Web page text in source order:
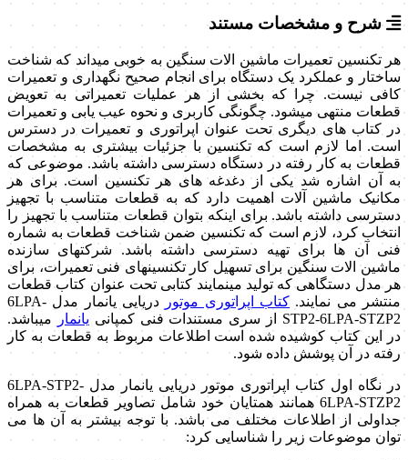
شرح و مشخصات مستند
هر تکنسین تعمیرات ماشین ­الات سنگین به خوبی می­داند که شناخت
ساختار و عملکرد یک دستگاه برای انجام صحیح نگهداری و تعمیرات
کافی نیست. چرا که بخشی از هر عملیات تعمیراتی به تعویض
قطعات منتهی می­شود. چگونگی کاربری و نحوه عیب یابی و تعمیرات
در کتاب های دیگری تحت عنوان اپراتوری و تعمیرات در دسترس
است. اما لازم است که تکنسین با جزئیات بیشتری به مشخصات
قطعات به کار رفته در دستگاه دسترسی داشته باشد. موضوعی که
به آن اشاره شد یکی از دغدغه های هر تکنسین است. برای هر
مکانیک ماشین آلات اهمیت دارد که به قطعات متناسب با تجهیز
دسترسی داشته باشد. برای اینکه بتوان قطعات متناسب با تجهیز را
انتخاب کرد، لازم است که تکنسین ضمن شناخت قطعات به شماره
فنی آن ها برای تهیه دسترسی داشته باشد. شرکت­های سازنده
ماشین­ الات سنگین برای تسهیل کار تکنسین­های فنی تعمیرات، برای
هر مدل دستگاهی که تولید می­نمایند کتابی تحت عنوان کتاب قطعات
منتشر می نمایند. کتاب اپراتوری موتور
دریایی یانمار مدل 6LPA-
STP2-6LPA-STZP2 از سری مستندات فنی کمپانی
یانمار
می­باشد.
در این کتاب کوشیده شده است اطلاعات مربوط به قطعات به کار
رفته در آن پوشش داده شود.
در نگاه اول کتاب اپراتوری موتور دریایی یانمار مدل 6LPA-STP2-
6LPA-STZP2 همانند همتایان خود شامل تصاویر قطعات به همراه
جداولی از اطلاعات مختلف می باشد. با توجه بیشتر به آن ها می
توان موضوعات زیر را شناسایی کرد: